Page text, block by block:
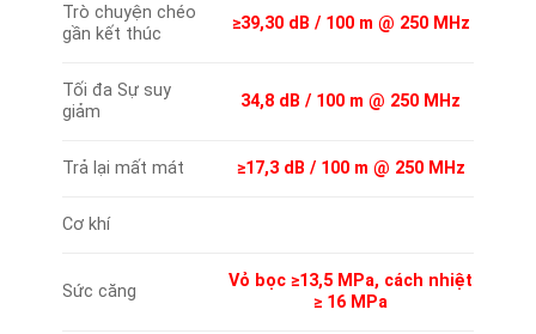
Trò chuyện chéo
gần kết thúc
≥39,30 dB / 100 m @ 250 MHz
Tối đa Sự suy
giảm
34,8 dB / 100 m @ 250 MHz
Trả lại mất mát ≥17,3 dB / 100 m @ 250 MHz
Cơ khí
Sức căng
Vỏ bọc ≥13,5 MPa, cách nhiệt
≥ 16 MPa